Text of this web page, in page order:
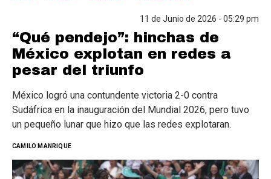
11 de Junio de 2026 - 05:29 pm
“Qué pendejo”: hinchas de
México explotan en redes a
pesar del triunfo
México logró una contundente victoria 2-0 contra
Sudáfrica en la inauguración del Mundial 2026, pero tuvo
un pequeño lunar que hizo que las redes explotaran.
CAMILO MANRIQUE